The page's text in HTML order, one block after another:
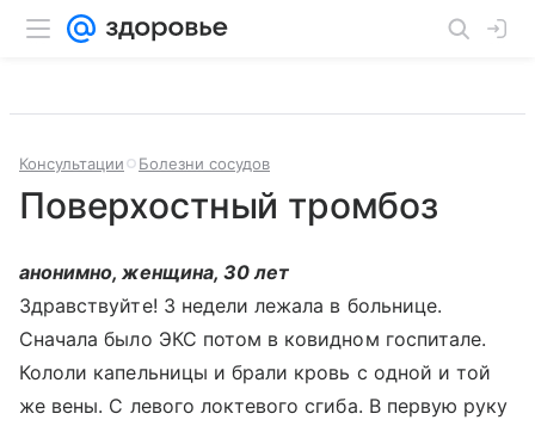
Консультации Болезни сосудов
Поверхостный тромбоз
анонимно, женщина, 30 лет
Здравствуйте! 3 недели лежала в больнице.
Сначала было ЭКС потом в ковидном госпитале.
Кололи капельницы и брали кровь с одной и той
же вены. С левого локтевого сгиба. В первую руку